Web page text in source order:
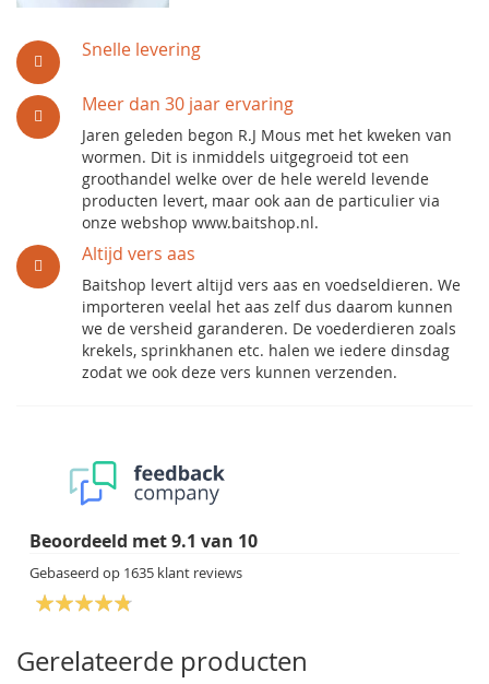
Snelle levering
Meer dan 30 jaar ervaring
Jaren geleden begon R.J Mous met het kweken van
wormen. Dit is inmiddels uitgegroeid tot een
groothandel welke over de hele wereld levende
producten levert, maar ook aan de particulier via
onze webshop www.baitshop.nl.
Altijd vers aas
Baitshop levert altijd vers aas en voedseldieren. We
importeren veelal het aas zelf dus daarom kunnen
we de versheid garanderen. De voederdieren zoals
krekels, sprinkhanen etc. halen we iedere dinsdag
zodat we ook deze vers kunnen verzenden.
Beoordeeld met9.1 van 10
Gebaseerd op 1635 klant reviews
Gerelateerde producten